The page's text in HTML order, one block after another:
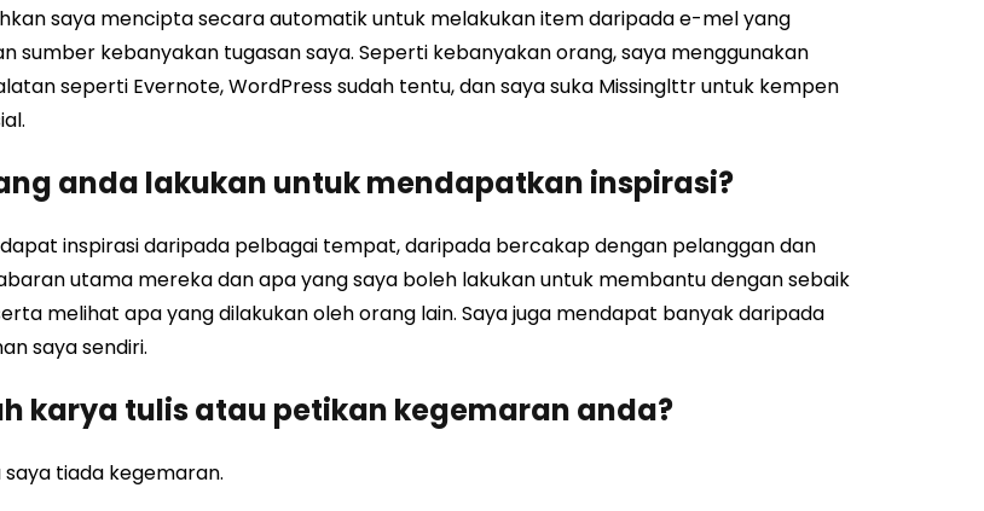
saya mencipta secara automatik untuk melakukan item daripada e-mel yang
sumber kebanyakan tugasan saya. Seperti kebanyakan orang, saya menggunakan
seperti Evernote, WordPress sudah tentu, dan saya suka Missinglttr untuk kempen
anda lakukan untuk mendapatkan inspirasi?
inspirasi daripada pelbagai tempat, daripada bercakap dengan pelanggan dan
utama mereka dan apa yang saya boleh lakukan untuk membantu dengan sebaik
melihat apa yang dilakukan oleh orang lain. Saya juga mendapat banyak daripada
saya sendiri.
karya tulis atau petikan kegemaran anda?
saya tiada kegemaran.